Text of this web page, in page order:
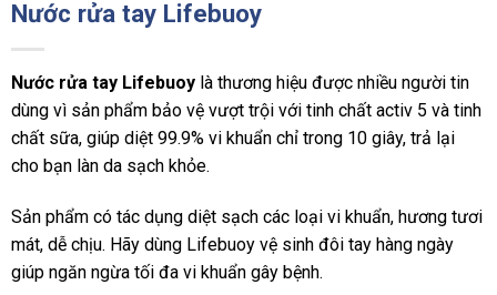
Nước rửa tay Lifebuoy
Nước rửa tay Lifebuoy là thương hiệu được nhiều người tin
dùng vì sản phẩm bảo vệ vượt trội với tinh chất activ 5 và tinh
chất sữa, giúp diệt 99.9% vi khuẩn chỉ trong 10 giây, trả lại
cho bạn làn da sạch khỏe.
Sản phẩm có tác dụng diệt sạch các loại vi khuẩn, hương tươi
mát, dễ chịu. Hãy dùng Lifebuoy vệ sinh đôi tay hàng ngày
giúp ngăn ngừa tối đa vi khuẩn gây bệnh.